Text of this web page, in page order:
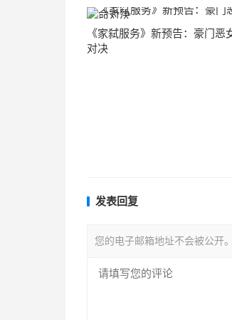
《家弑服务》新预告：豪门恶
对决
发表回复
您的电子邮箱地址不会被公开。